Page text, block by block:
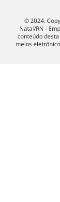
© 2024.
Natal/RN -
conteúdo
meios